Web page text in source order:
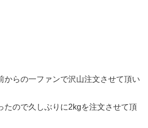
からの一ファンで沢山注文させて頂い
たので久しぶりに2kgを注文させて頂